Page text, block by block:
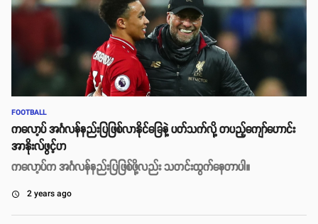
FOOTBALL
ကလော့ပ် အင်္ဂလန်နည်းပြဖြစ်လာနိုင်ခြေနဲ့ ပတ်သက်လို့ တပည့်ကျော်ဟောင်း
အာနိုးလ်ဖွင့်ဟ
ကလော့ပ်က အင်္ဂလန်နည်းပြဖြစ်ဖို့လည်း သတင်းထွက်နေတာပါ။
access_time 2 years ago